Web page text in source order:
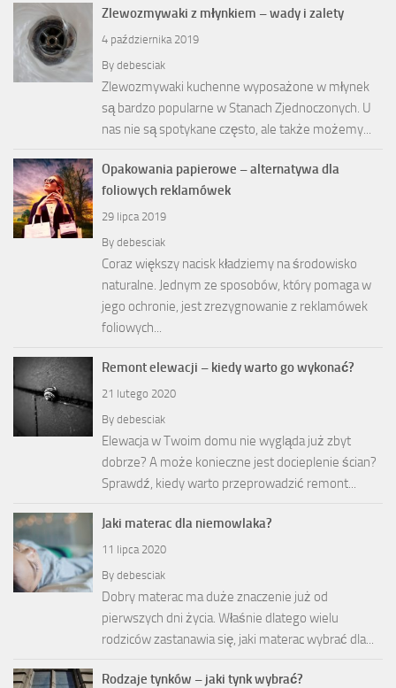
Zlewozmywaki z młynkiem – wady i zalety
4 października 2019
By debesciak
Zlewozmywaki kuchenne wyposażone w młynek
są bardzo popularne w Stanach Zjednoczonych. U
nas nie są spotykane często, ale także możemy...
Opakowania papierowe – alternatywa dla
foliowych reklamówek
29 lipca 2019
By debesciak
Coraz większy nacisk kładziemy na środowisko
naturalne. Jednym ze sposobów, który pomaga w
jego ochronie, jest zrezygnowanie z reklamówek
foliowych...
Remont elewacji – kiedy warto go wykonać?
21 lutego 2020
By debesciak
Elewacja w Twoim domu nie wygląda już zbyt
dobrze? A może konieczne jest docieplenie ścian?
Sprawdź, kiedy warto przeprowadzić remont...
Jaki materac dla niemowlaka?
11 lipca 2020
By debesciak
Dobry materac ma duże znaczenie już od
pierwszych dni życia. Właśnie dlatego wielu
rodziców zastanawia się, jaki materac wybrać dla...
Rodzaje tynków – jaki tynk wybrać?